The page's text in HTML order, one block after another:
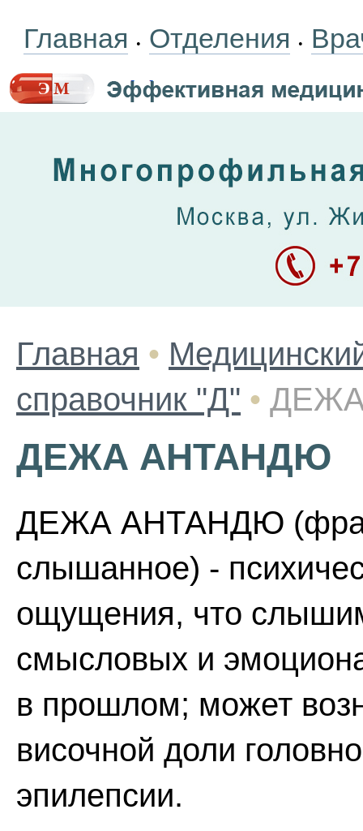
Главная • Отделения •
Главная •
справочник "Д" •
ДЕЖА АНТАНДЮ
ДЕЖА АНТАНДЮ
слышанное) -
ощущения, что
смысловых и
в прошлом; может
височной доли
эпилепсии.